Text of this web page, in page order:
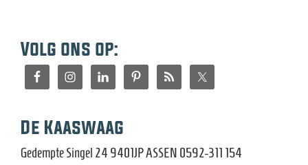
Volg ons op:
De Kaaswaag
Gedempte Singel 24 9401JP ASSEN 0592-311 154